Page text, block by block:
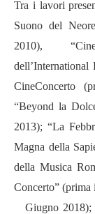
Tra i lavori
Suono del
2010),
CineConcerto
“Beyond la
2013); “La
Magna della
della Musica
Concerto”
Giugno 2018);